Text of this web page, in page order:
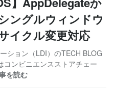
ングルウィンドウ
イクル変更対応
ション（LDI）のTECH BLOG
ンビニエンスストアチェー
を読む